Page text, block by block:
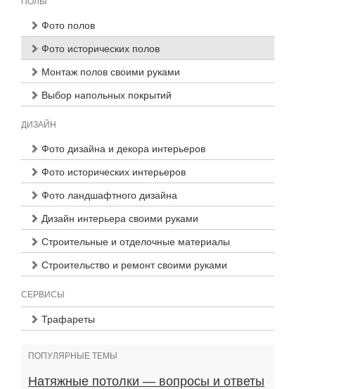
Фото полов
Фото исторических полов
Монтаж полов своими руками
Выбор напольных покрытий
ДИЗАЙН
Фото дизайна и декора интерьеров
Фото исторических интерьеров
Фото ландшафтного дизайна
Дизайн интерьера своими руками
Строительные и отделочные материалы
Строительство и ремонт своими руками
СЕРВИСЫ
Трафареты
ПОПУЛЯРНЫЕ ТЕМЫ
Натяжные потолки — вопросы и ответы